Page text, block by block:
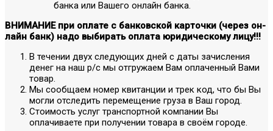
банка или Вашего онлайн банка.
ВНИМАНИЕ при оплате с банковской карточки (через он-
лайн банк) надо выбирать оплата юридическому лицу!!!
В течении двух следующих дней с даты зачисления
денег на наш р/с мы отгружаем Вам оплаченный Вами
товар.
Мы сообщаем номер квитанции и трек код, что бы Вы
могли отследить перемещение груза в Ваш город.
Стоимость услуг транспортной компании Вы
оплачиваете при получении товара в своём городе.